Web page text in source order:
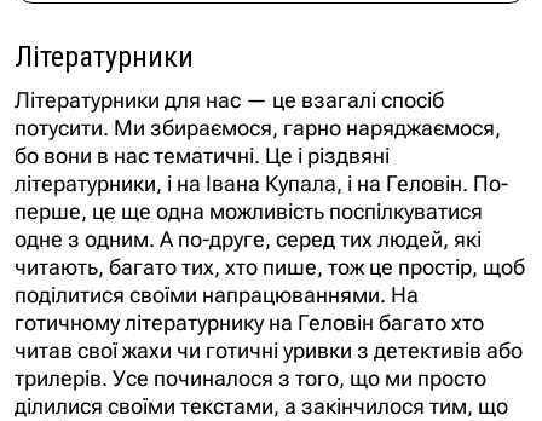
Літературники
Літературники для нас — це взагалі спосіб
потусити. Ми збираємося, гарно наряджаємося,
бо вони в нас тематичні. Це і різдвяні
літературники, і на Івана Купала, і на Геловін. По-
перше, це ще одна можливість поспілкуватися
одне з одним. А по-друге, серед тих людей, які
читають, багато тих, хто пише, тож це простір, щоб
поділитися своїми напрацюваннями. На
готичному літературнику на Геловін багато хто
читав свої жахи чи готичні уривки з детективів або
трилерів. Усе починалося з того, що ми просто
ділилися своїми текстами, а закінчилося тим, що